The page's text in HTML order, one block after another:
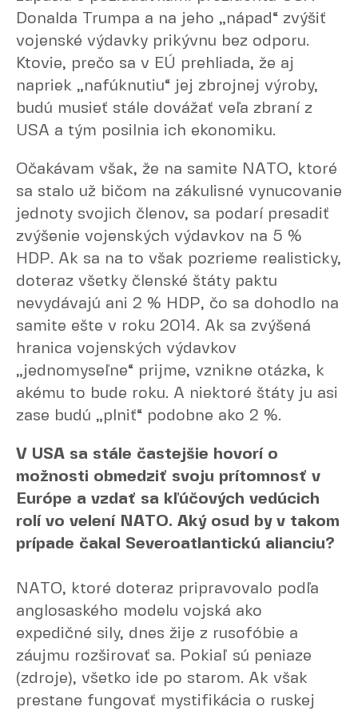
Donalda Trumpa a na jeho „nápad“ zvýšiť
vojenské výdavky prikývnu bez odporu.
Ktovie, prečo sa v EÚ prehliada, že aj
napriek „nafúknutiu“ jej zbrojnej výroby,
budú musieť stále dovážať veľa zbraní z
USA a tým posilnia ich ekonomiku.
Očakávam však, že na samite NATO, ktoré
sa stalo už bičom na zákulisné vynucovanie
jednoty svojich členov, sa podarí presadiť
zvýšenie vojenských výdavkov na 5 %
HDP. Ak sa na to však pozrieme realisticky,
doteraz všetky členské štáty paktu
nevydávajú ani 2 % HDP, čo sa dohodlo na
samite ešte v roku 2014. Ak sa zvýšená
hranica vojenských výdavkov
„jednomyseľne“ prijme, vznikne otázka, k
akému to bude roku. A niektoré štáty ju asi
zase budú „plniť“ podobne ako 2 %.
V USA sa stále častejšie hovorí o
možnosti obmedziť svoju prítomnosť v
Európe a vzdať sa kľúčových vedúcich
rolí vo velení NATO. Aký osud by v takom
prípade čakal Severoatlantickú alianciu?
NATO, ktoré doteraz pripravovalo podľa
anglosaského modelu vojská ako
expedičné sily, dnes žije z rusofóbie a
záujmu rozširovať sa. Pokiaľ sú peniaze
(zdroje), všetko ide po starom. Ak však
prestane fungovať mystifikácia o ruskej